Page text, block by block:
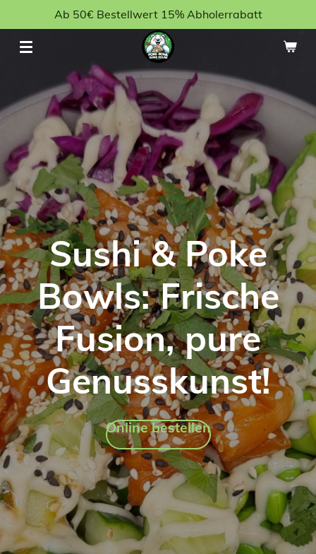
Hauptinhalt
springen
Ab 50€ Bestellwert 15% Abholerrabatt
Sushi & Poke
Bowls: Frische
Fusion, pure
Genusskunst!
Online bestellen